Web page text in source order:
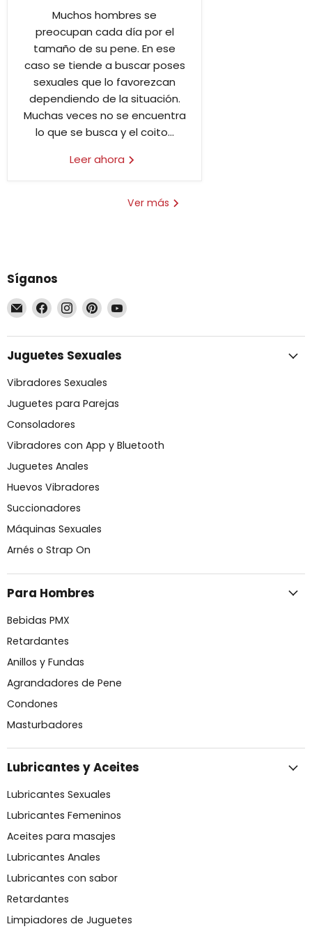
Muchos hombres se
preocupan cada día por el
tamaño de su pene. En ese
caso se tiende a buscar poses
sexuales que lo favorezcan
dependiendo de la situación.
Muchas veces no se encuentra
lo que se busca y el coito...
Leer ahora
Ver más
Síganos
Encuéntrenos
en
Correo
electrónico
Encuéntrenos
en
Facebook
Encuéntrenos
en
Instagram
Encuéntrenos
en
Pinterest
Encuéntrenos
YouTube
Juguetes Sexuales
Vibradores Sexuales
Juguetes para Parejas
Consoladores
Vibradores con App y Bluetooth
Juguetes Anales
Huevos Vibradores
Succionadores
Máquinas Sexuales
Arnés o Strap On
Para Hombres
Bebidas PMX
Retardantes
Anillos y Fundas
Agrandadores de Pene
Condones
Masturbadores
Lubricantes y Aceites
Lubricantes Sexuales
Lubricantes Femeninos
Aceites para masajes
Lubricantes Anales
Lubricantes con sabor
Retardantes
Limpiadores de Juguetes